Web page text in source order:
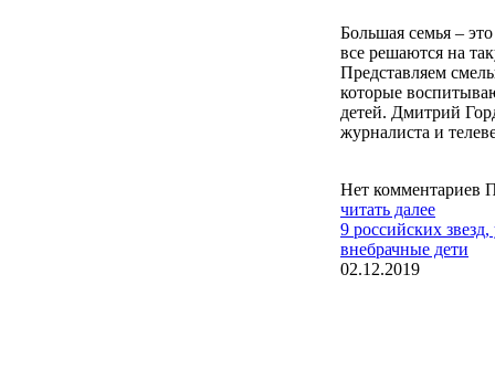
Большая семья –
все решаются на
Представляем
которые
детей. Дмитрий
журналиста и
Нет комментариев
читать далее
9 российских
внебрачные дети
02.12.2019